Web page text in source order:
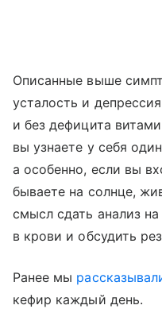
Описанные выше
усталость и
и без дефицита
вы узнаете у себя
а особенно, если вы
бываете на солнце,
смысл сдать анализ
в крови и обсудить
Ранее мы
кефир каждый день.